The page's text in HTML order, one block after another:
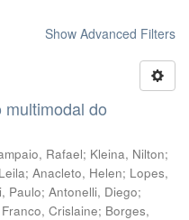
Show Advanced Filters
do
Rafael; Kleina, Nilton;
; Anacleto, Helen; Lopes,
Paulo; Antonelli, Diego;
Franco, Crislaine; Borges,